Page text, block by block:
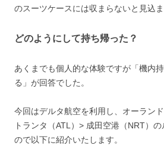
のスーツケースには収まらないと見込ま
どのようにして持ち帰った？
あくまでも個人的な体験ですが「機内
る」が回答でした。
今回はデルタ航空を利用し、オーラン
トランタ（ATL）> 成田空港（NRT）
ので以下に紹介いたします。